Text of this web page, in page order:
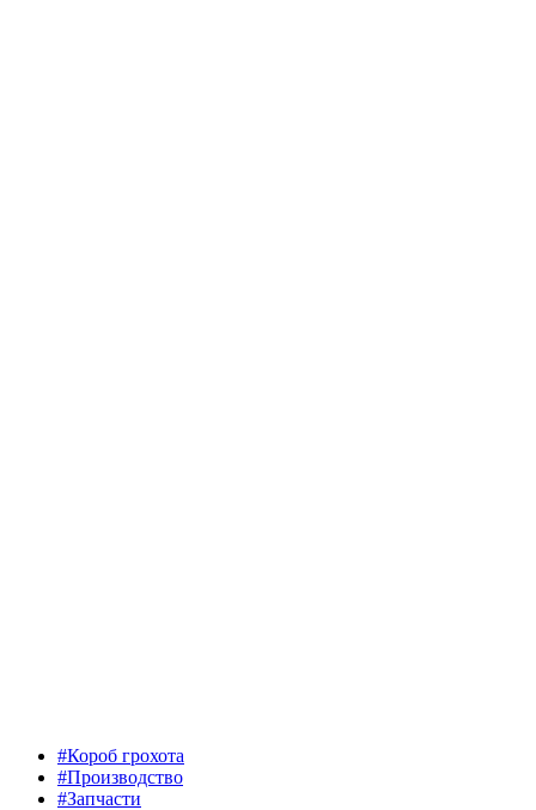
#Короб грохота
#Производство
#Запчасти